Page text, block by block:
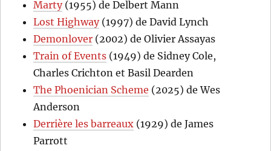
Marty(1955) de Delbert Mann
Lost Highway(1997) de David Lynch
Demonlover (2002) de Olivier Assayas
Train of Events (1949) de Sidney Cole,
Charles Crichton et Basil Dearden
The Phoenician Scheme (2025) de Wes
Anderson
Derrière les barreaux (1929) de James
Parrott